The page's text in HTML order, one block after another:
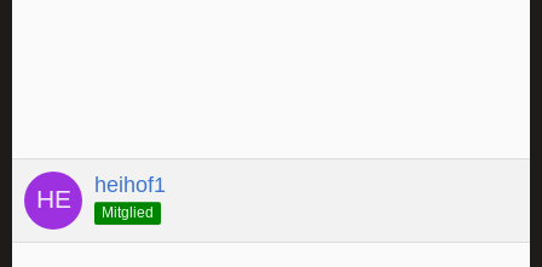
heihof1
Mitglied